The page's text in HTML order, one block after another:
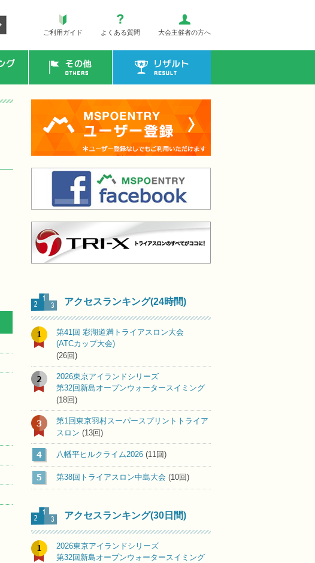
ご利用ガイド よくある質問 大会主催者の方へ
その他 リザルト
アクセスランキング(24時間)
1
第41回 彩湖道満トライアスロン大会
(ATCカップ大会)
(26回)
2
2026東京アイランドシリーズ
第32回新島オープンウォータースイミング
(18回)
3
第1回東京羽村スーパースプリントトライア
スロン (13回)
4 八幡平ヒルクライム2026 (11回)
5 第38回トライアスロン中島大会 (10回)
アクセスランキング(30日間)
1
2026東京アイランドシリーズ
第32回新島オープンウォータースイミング